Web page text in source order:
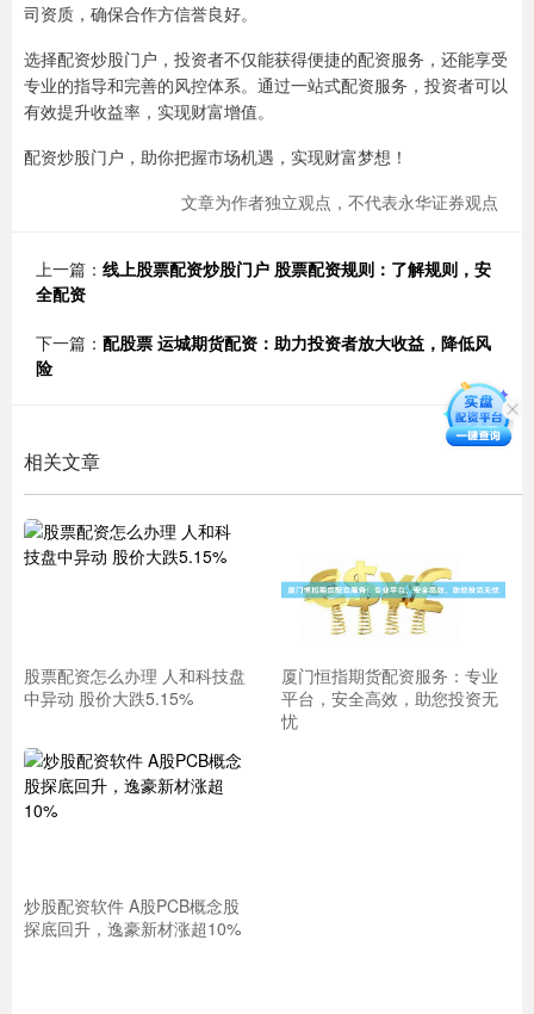
司资质，确保合作方信誉良好。
选择配资炒股门户，投资者不仅能获得便捷的配资服务，还能享受
专业的指导和完善的风控体系。通过一站式配资服务，投资者可以
有效提升收益率，实现财富增值。
配资炒股门户，助你把握市场机遇，实现财富梦想！
文章为作者独立观点，不代表永华证券观点
上一篇： 线上股票配资炒股门户 股票配资规则：了解规则，安
全配资
下一篇： 配股票 运城期货配资：助力投资者放大收益，降低风
险
相关文章
股票配资怎么办理 人和科技盘
中异动 股价大跌5.15%
厦门恒指期货配资服务：专业
平台，安全高效，助您投资无
忧
炒股配资软件 A股PCB概念股
探底回升，逸豪新材涨超10%